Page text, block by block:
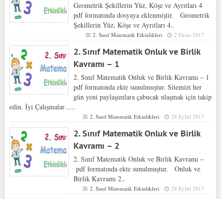
Geometrik Şekillerin Yüz, Köşe ve Ayrıtları 4
pdf formatında dosyaya eklenmiştir. Geometrik
Şekillerin Yüz, Köşe ve Ayrıtları 4..
2. Sınıf Matematik Etkinlikleri 2 Ekim 2017
2. Sınıf Matematik Onluk ve Birlik
Kavramı – 1
2. Sınıf Matematik Onluk ve Birlik Kavramı – 1
pdf formatında ekte sunulmuştur. Sitemizi her
gün yeni paylaşımlara çabucak ulaşmak için takip
edin. İyi Çalışmalar…..
2. Sınıf Matematik Etkinlikleri 28 Eylül 2017
2. Sınıf Matematik Onluk ve Birlik
Kavramı – 2
2. Sınıf Matematik Onluk ve Birlik Kavramı –
pdf formatında ekte sunulmuştur. Onluk ve
Birlik Kavramı 2..
2. Sınıf Matematik Etkinlikleri 28 Eylül 2017